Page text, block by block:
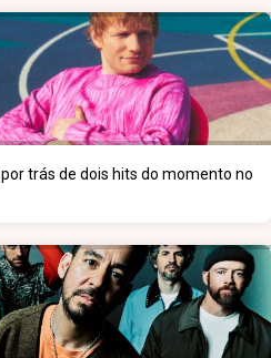
trás de dois hits do momento no